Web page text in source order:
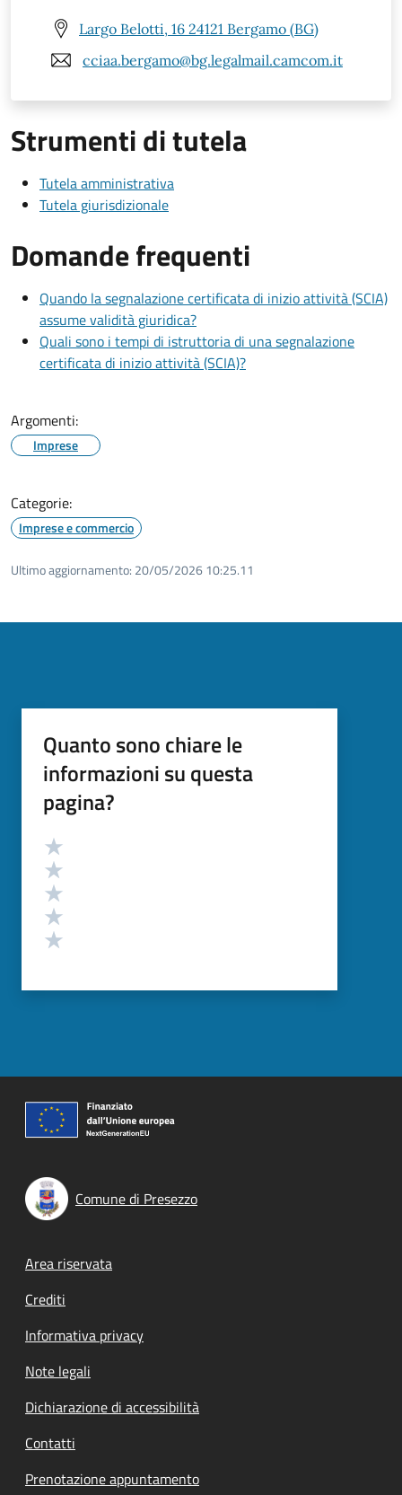
Largo Belotti, 16 24121 Bergamo (BG)
cciaa.bergamo@bg.legalmail.camcom.it
Strumenti di tutela
Tutela amministrativa
Tutela giurisdizionale
Domande frequenti
Quando la segnalazione certificata di inizio attività (SCIA)
assume validità giuridica?
Quali sono i tempi di istruttoria di una segnalazione
certificata di inizio attività (SCIA)?
Argomenti:
Imprese
Categorie:
Imprese e commercio
Ultimo aggiornamento: 20/05/2026 10:25.11
Quanto sono chiare le
informazioni su questa
pagina?
Valutazione
Comune di Presezzo
Footer menu
Area riservata
Crediti
Informativa privacy
Note legali
Dichiarazione di accessibilità
Contatti
Prenotazione appuntamento